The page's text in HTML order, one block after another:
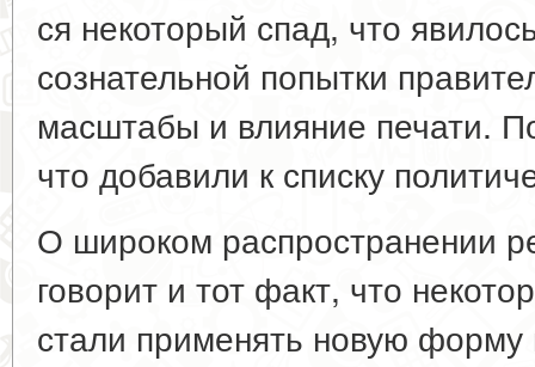
ся некоторый спад, что
сознательной попытки
масштабы и влияние печати.
что добавили к списку
О широком распространении
говорит и тот факт, что
стали применять новую